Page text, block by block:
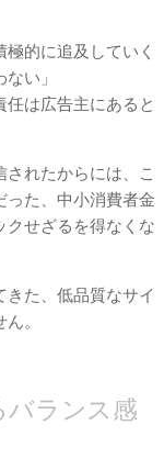
極的に追及していく
い」
は広告主にあると
れたからには、こ
った、中小消費者金
クせざるを得なくな
た、低品質なサイ
。
バランス感